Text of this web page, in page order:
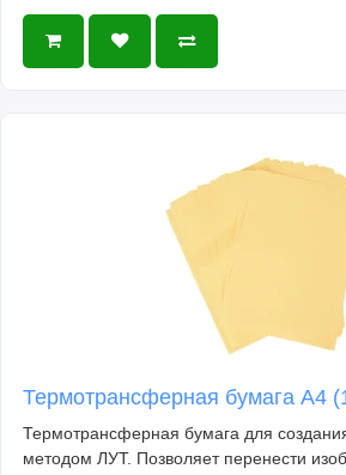
Термотрансферная бумага А4
Термотрансферная бумага для
методом ЛУТ. Позволяет перенести